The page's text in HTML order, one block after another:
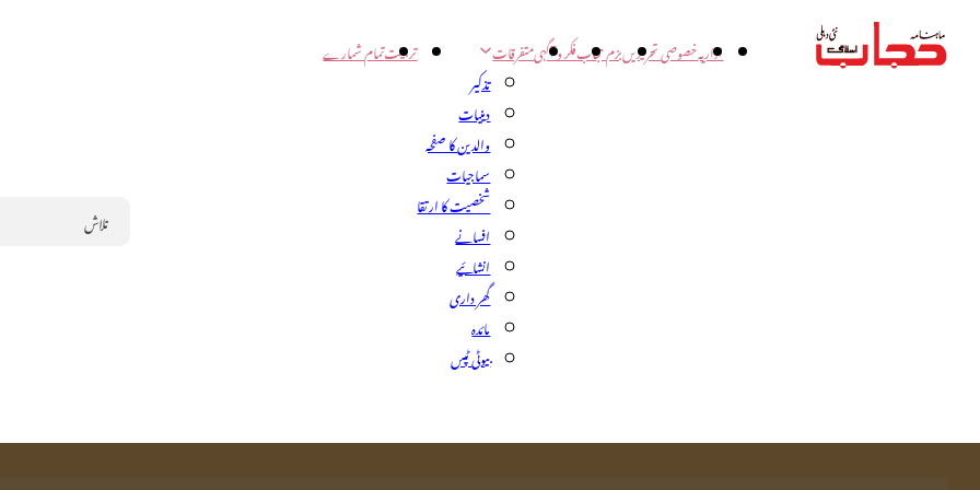
اداریہخصوصی تحریریںبزم حجابفکر و آگہیمتفرقات
تذکیر
دینیات
والدین کا صفحہ
سماجیات
شخصیت کا ارتقا
افسانے
انشائیے
گھر داری
مائدہ
بیوٹی ٹپس
تربیتتمام شمارے
Search